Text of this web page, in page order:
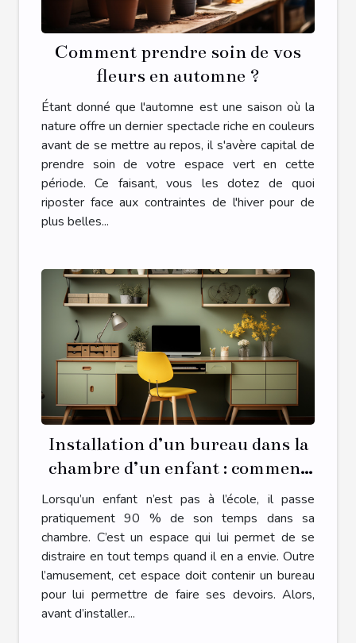
Comment prendre soin de vos
fleurs en automne ?
Étant donné que l'automne est une saison où la
nature offre un dernier spectacle riche en couleurs
avant de se mettre au repos, il s'avère capital de
prendre soin de votre espace vert en cette
période. Ce faisant, vous les dotez de quoi
riposter face aux contraintes de l'hiver pour de
plus belles...
Installation d’un bureau dans la
chambre d’un enfant : comment
s’y prendre ?
Lorsqu’un enfant n’est pas à l’école, il passe
pratiquement 90 % de son temps dans sa
chambre. C’est un espace qui lui permet de se
distraire en tout temps quand il en a envie. Outre
l’amusement, cet espace doit contenir un bureau
pour lui permettre de faire ses devoirs. Alors,
avant d’installer...